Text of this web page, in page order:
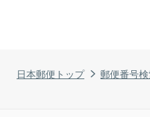
日本郵便トップ 郵便番号